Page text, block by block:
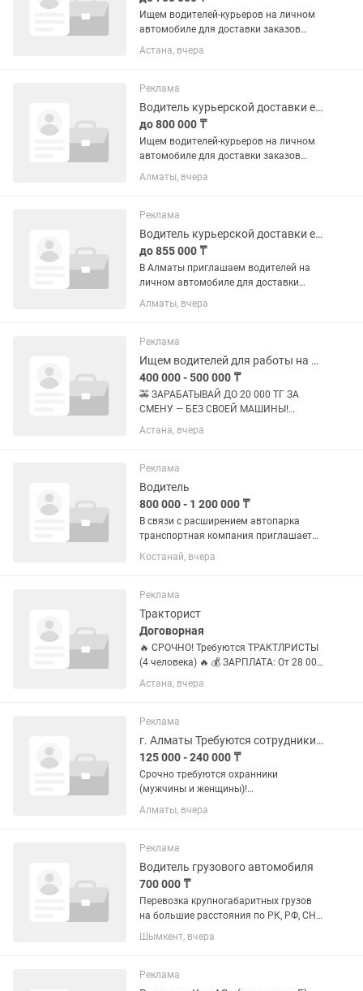
Ищем водителей-курьеров на личном
автомобиле для доставки заказов
Яндекс Go в Астане. Вы будете
получать заказы в приложении,
магазинов и доставлять клиентам....
Астана, вчера
Реклама
Водитель курьерской доставки еды Яндекс Go, Алматы
до 800 000 ₸
Ищем водителей-курьеров на личном
автомобиле для доставки заказов
Яндекс Go в Алматы. Вы будете
получать заказы в приложении,
магазинов и доставлять клиентам....
Алматы, вчера
Реклама
Водитель курьерской доставки еды Яндекс Go, Алматы
до 855 000 ₸
В Алматы приглашаем водителей на
личном автомобиле для доставки
заказов сервиса Еда в Яндекс Go.
Работа проходит через приложение:
ресторане, кафе или магазине и...
Алматы, вчера
Реклама
Ищем водителей для работы на авто компании в такси
400 000 - 500 000 ₸
🚕 ЗАРАБАТЫВАЙ ДО 20 000 ТГ ЗА
СМЕНУ — БЕЗ СВОЕЙ МАШИНЫ!
Приглашаем водителей в таксопарк 🚕
🔥 Что ты получаешь: — Доход уже в
(АКПП, 2025 года, без пробега) —
Высокий...
Астана, вчера
Реклама
Водитель
800 000 - 1 200 000 ₸
В связи с расширением автопарка
транспортная компания приглашает
на работу водителей категории CE для
международных грузоперевозки на
Официальное...
Костанай, вчера
Реклама
Тракторист
Договорная
🔥 СРОЧНО! Требуются ТРАКТЛРИСТЫ
(4 человека) 🔥 💰 ЗАРПЛАТА: От 28 000
тг за смену От 700 000 до 840 000 тг в
месяц (в зависимости от количества
задержек 🎁 БЕСПЛАТНО ЗА...
Астана, вчера
Реклама
г. Алматы Требуются сотрудники службы безопасности и охранны
125 000 - 240 000 ₸
Срочно требуются охранники
(мужчины и женщины)!
Круглосуточные посты охраны
Дневные посты охраны (пятидневка,
Охраняемые объекты! Торговый дом:
12 000 тг....
Алматы, вчера
Реклама
Водитель грузового автомобиля
700 000 ₸
Перевозка крупногабаритных грузов
на большие расстояния по РК, РФ, СНГ,
Китай. Контроль погрузки, размещение
и закрепление груза в кузове.
своевременную...
Шымкент, вчера
Реклама